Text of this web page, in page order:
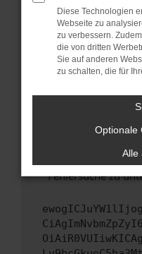
sind.
Veraltete
Sicherheitsrisiko,
führen, dass
unterstützt werden.
Wende dich an
Wenn du alle
hast, kontaktiere
uns diesen Text
Fehlersuche zu
Diese Technologien
Webseite zu
zu verbessern.
die von dritten
Sie auf anderen
zu schalten, die für
Optionale
Alle